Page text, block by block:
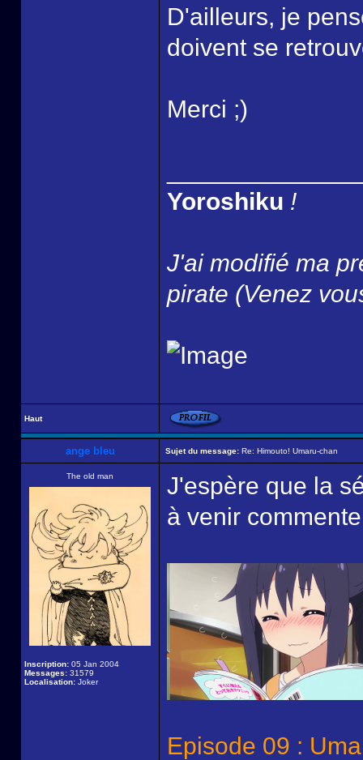
D'ailleurs, je
doivent se
Merci ;)
Yoroshiku !
J'ai modifié ma
pirate (Venez
Haut
ange bleu Sujet du message: Re: Himouto! Umaru-chan
The old man
Inscription: 05 Jan 2004
Messages: 31579
Localisation: Joker
J'espère que la
à venir
Episode 09 :